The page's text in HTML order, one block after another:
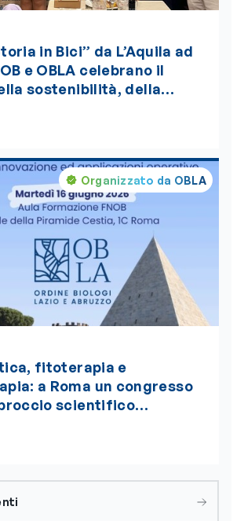
in Bici” da L’Aquila ad
e OBLA celebrano il
sostenibilità, della
Organizzato da OBLA
fitoterapia e
a Roma un congresso
scientifico